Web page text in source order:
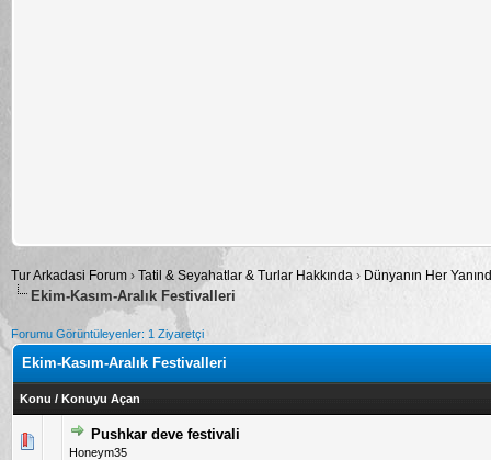
Tur Arkadasi Forum › Tatil & Seyahatlar & Turlar Hakkında › Dünyanın Her
Ekim-Kasım-Aralık Festivalleri
Forumu Görüntüleyenler: 1 Ziyaretçi
Ekim-Kasım-Aralık Festivalleri
Konu / Konuyu Açan
Pushkar deve festivali
Honeym35
5 üzerinden 2 Oy - Toplam Ortalama 2.5 Oy Verilmiş
1